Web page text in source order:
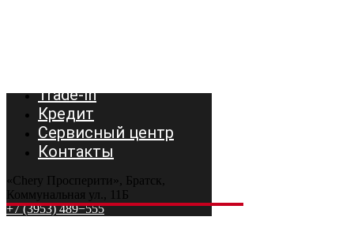
Trade-In
Кредит
Сервисный центр
Контакты
«Chery Просперити», Братск,
Коммунальная ул., 11Б
+7 (3953) 489−555